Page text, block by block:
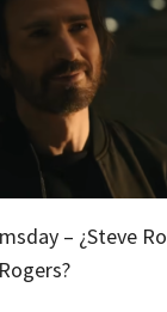
– ¿Steve